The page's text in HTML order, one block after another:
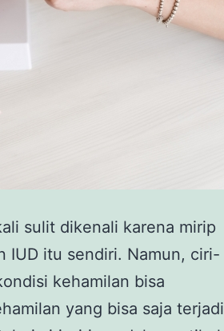
sulit dikenali karena mirip
IUD itu sendiri. Namun, ciri-
kehamilan bisa
yang bisa saja terjadi